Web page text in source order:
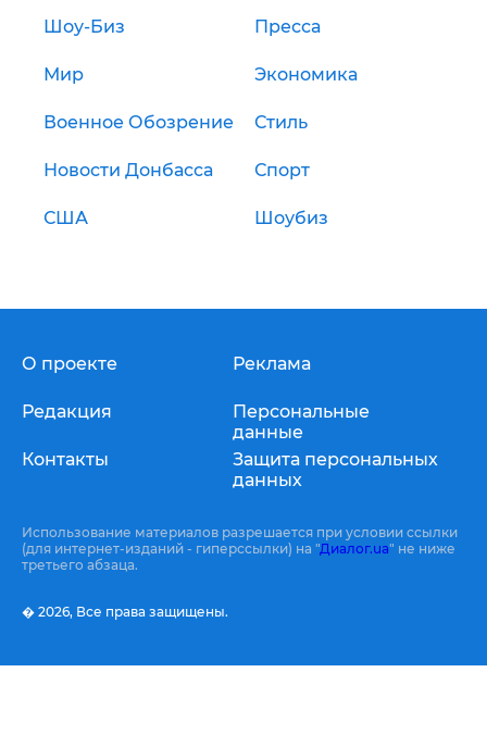
Шоу-Биз Пресса
Мир Экономика
Военное Обозрение Стиль
Новости Донбасса Спорт
США Шоубиз
О проекте
Редакция
Контакты
Реклама
Персональные
данные
Защита персональных
данных
Использование материалов разрешается при условии ссылки
(для интернет-изданий - гиперссылки) на "Диалог.ua" не ниже
третьего абзаца.
� 2026, Все права защищены.